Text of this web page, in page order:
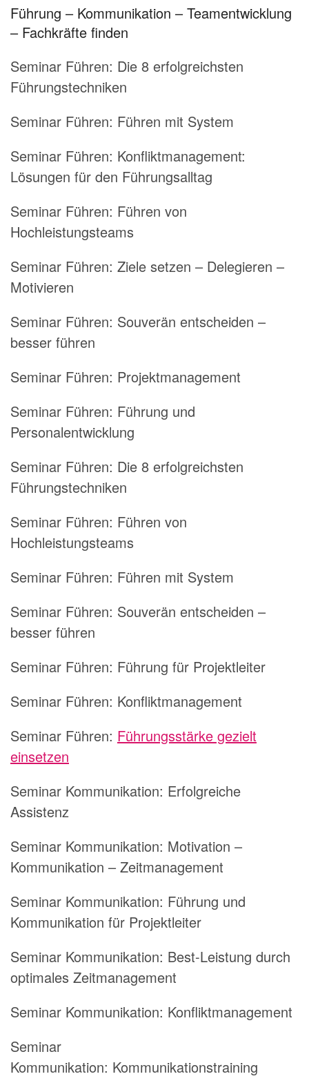
Führung – Kommunikation – Teamentwicklung
– Fachkräfte finden
Seminar Führen: Die 8 erfolgreichsten
Führungstechniken
Seminar Führen: Führen mit System
Seminar Führen: Konfliktmanagement:
Lösungen für den Führungsalltag
Seminar Führen: Führen von
Hochleistungsteams
Seminar Führen: Ziele setzen – Delegieren –
Motivieren
Seminar Führen: Souverän entscheiden –
besser führen
Seminar Führen: Projektmanagement
Seminar Führen: Führung und
Personalentwicklung
Seminar Führen: Die 8 erfolgreichsten
Führungstechniken
Seminar Führen: Führen von
Hochleistungsteams
Seminar Führen: Führen mit System
Seminar Führen: Souverän entscheiden –
besser führen
Seminar Führen: Führung für Projektleiter
Seminar Führen: Konfliktmanagement
Seminar Führen: Führungsstärke gezielt
einsetzen
Seminar Kommunikation: Erfolgreiche
Assistenz
Seminar Kommunikation: Motivation –
Kommunikation – Zeitmanagement
Seminar Kommunikation: Führung und
Kommunikation für Projektleiter
Seminar Kommunikation: Best-Leistung durch
optimales Zeitmanagement
Seminar Kommunikation: Konfliktmanagement
Seminar
Kommunikation: Kommunikationstraining